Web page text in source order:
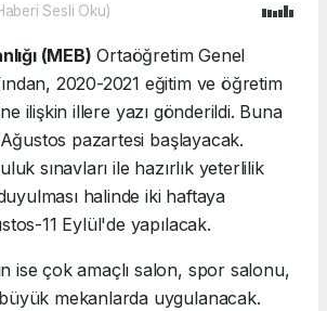
Sesli Oku)
(MEB) Ortaöğretim Genel
2020-2021 eğitim ve öğretim
ilişkin illere yazı gönderildi. Buna
Ağustos pazartesi başlayacak.
sınavları ile hazırlık yeterlilik
halinde iki haftaya
11 Eylül'de yapılacak.
ise çok amaçlı salon, spor salonu,
mekanlarda uygulanacak.